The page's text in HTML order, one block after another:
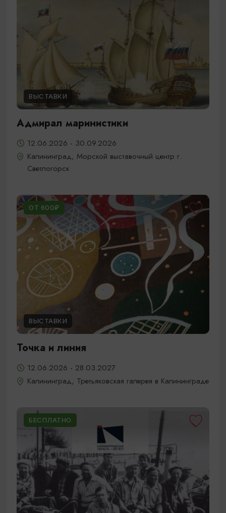
ВЫСТАВКИ
Адмирал маринистики
12.06.2026 - 30.09.2026
Калининград, Морской выставочный центр г.
Светлогорск
ОТ 600₽
ВЫСТАВКИ
Точка и линия
12.06.2026 - 28.03.2027
Калининград, Третьяковская галерея в Калининграде
БЕСПЛАТНО